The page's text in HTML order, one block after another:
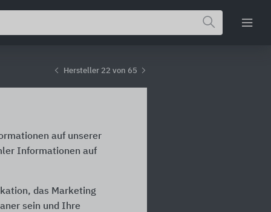
Hersteller 22 von 65
auf unserer
Informationen auf
das Marketing
sein und Ihre